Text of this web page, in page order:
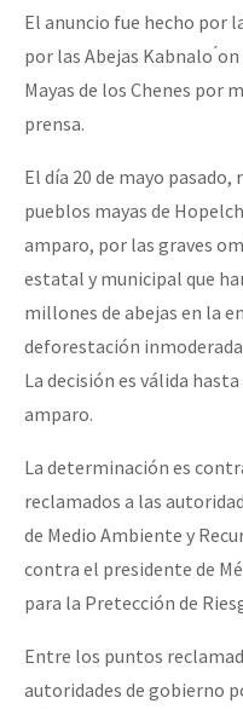
MULTIMEDIA
Audio
Fotorreportaje
Video
Otras secciones
Semillero Guerra contra
la naturaleza bajo asedio)
Libros para descargar
Medios Libres
Contacto
[25 abr – CDMX] Tokín por
El anuncio fue hecho por
por las Abejas Kabnalo
Mayas de los Chenes por
prensa.
El día 20 de mayo
pueblos mayas de
amparo, por las graves
estatal y municipal que
millones de abejas en la
deforestación
La decisión es válida
amparo.
La determinación es
reclamados a las
de Medio Ambiente y
contra el presidente de
para la Pretección de
Entre los puntos
autoridades de gobierno